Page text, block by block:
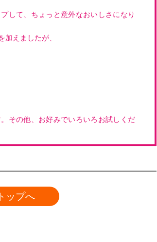
して、ちょっと意外なおいしさになり
加えましたが、
その他、お好みでいろいろお試しくだ
ップへ